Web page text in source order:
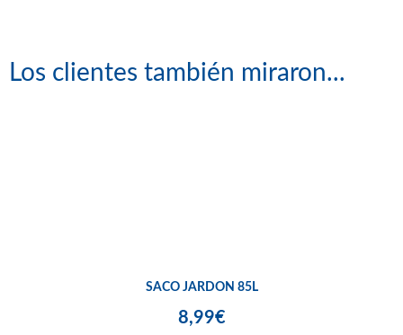
Los clientes también miraron...
SACO JARDON 85L
8,99€